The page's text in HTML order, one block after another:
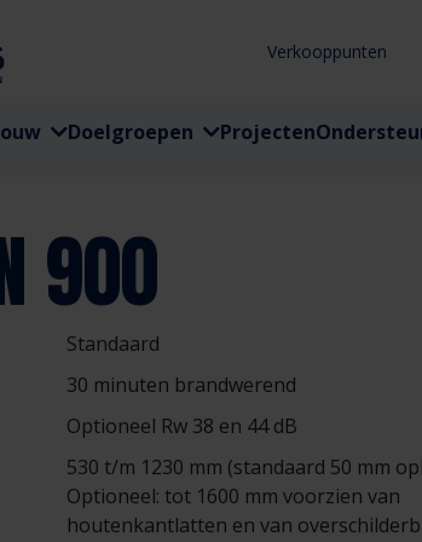
Verkooppunten
Doelgroepen Projecten
900
Standaard
30 minuten brandwerend
Optioneel Rw 38 en 44 dB
530 t/m 1230 mm (standaard 50 mm
Optioneel: tot 1600 mm voorzien van
houtenkantlatten en van